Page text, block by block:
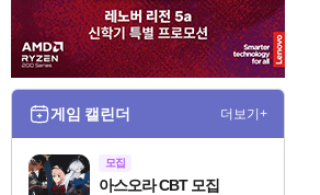
게임 캘린더 더보기+
모집
아스오라 CBT 모집